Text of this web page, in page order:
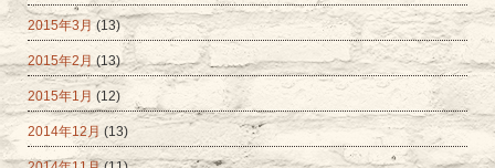
2015年3月(13)
2015年2月(13)
2015年1月 (12)
2014年12月 (13)